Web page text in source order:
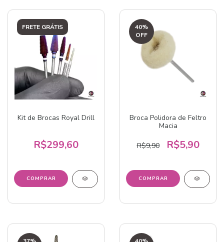
FRETE GRÁTIS
Kit de Brocas Royal Drill
R$299,60
40%
OFF
Broca Polidora de Feltro
Macia
R$9,90 R$5,90